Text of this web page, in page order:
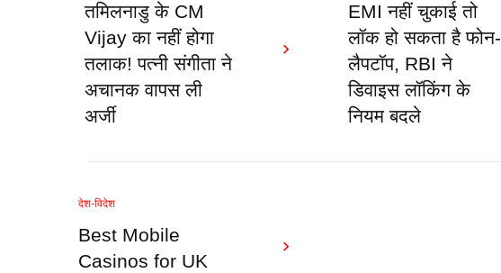
तमिलनाडु के CM
Vijay का नहीं होगा
तलाक! पत्नी संगीता ने
अचानक वापस ली
अर्जी
EMI नहीं चुकाई तो
लॉक हो सकता है फोन-
लैपटॉप, RBI ने
डिवाइस लॉकिंग के
नियम बदले
देश-विदेश
Best Mobile
Casinos for UK